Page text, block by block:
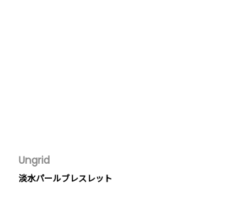
Ungrid
淡水パールブレスレット